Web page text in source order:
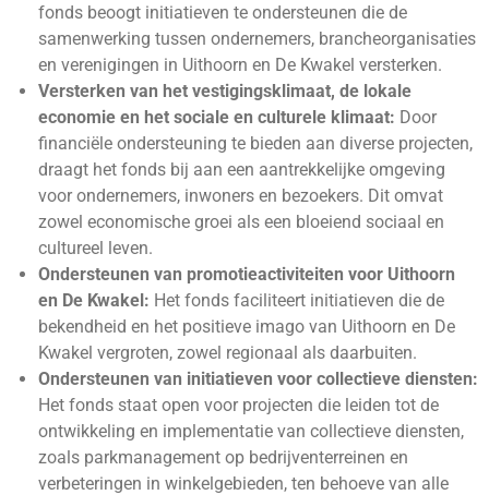
fonds beoogt initiatieven te ondersteunen die de
samenwerking tussen ondernemers, brancheorganisaties
en verenigingen in Uithoorn en De Kwakel versterken.
Versterken van het vestigingsklimaat, de lokale
economie en het sociale en culturele klimaat: Door
financiële ondersteuning te bieden aan diverse projecten,
draagt het fonds bij aan een aantrekkelijke omgeving
voor ondernemers, inwoners en bezoekers. Dit omvat
zowel economische groei als een bloeiend sociaal en
cultureel leven.
Ondersteunen van promotieactiviteiten voor Uithoorn
en De Kwakel: Het fonds faciliteert initiatieven die de
bekendheid en het positieve imago van Uithoorn en De
Kwakel vergroten, zowel regionaal als daarbuiten.
Ondersteunen van initiatieven voor collectieve diensten:
Het fonds staat open voor projecten die leiden tot de
ontwikkeling en implementatie van collectieve diensten,
zoals parkmanagement op bedrijventerreinen en
verbeteringen in winkelgebieden, ten behoeve van alle